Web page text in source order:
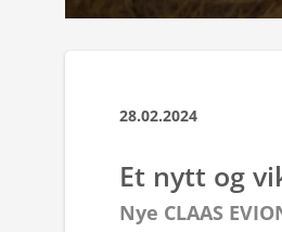
28.02.2024
Et nytt og
Nye CLAAS